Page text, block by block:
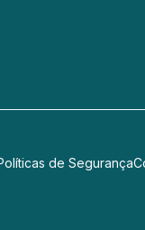
de Segurança